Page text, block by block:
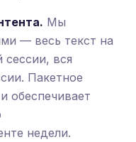
Мы
— весь текст на
вся
Пакетное
обеспечивает
недели.